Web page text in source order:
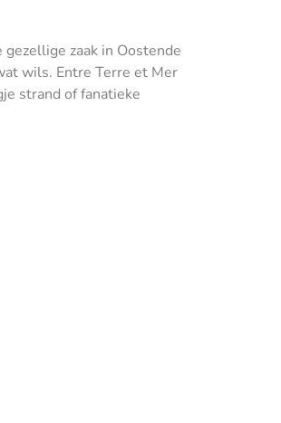
zaak in Oostende
wils. Entre Terre et Mer
strand of fanatieke